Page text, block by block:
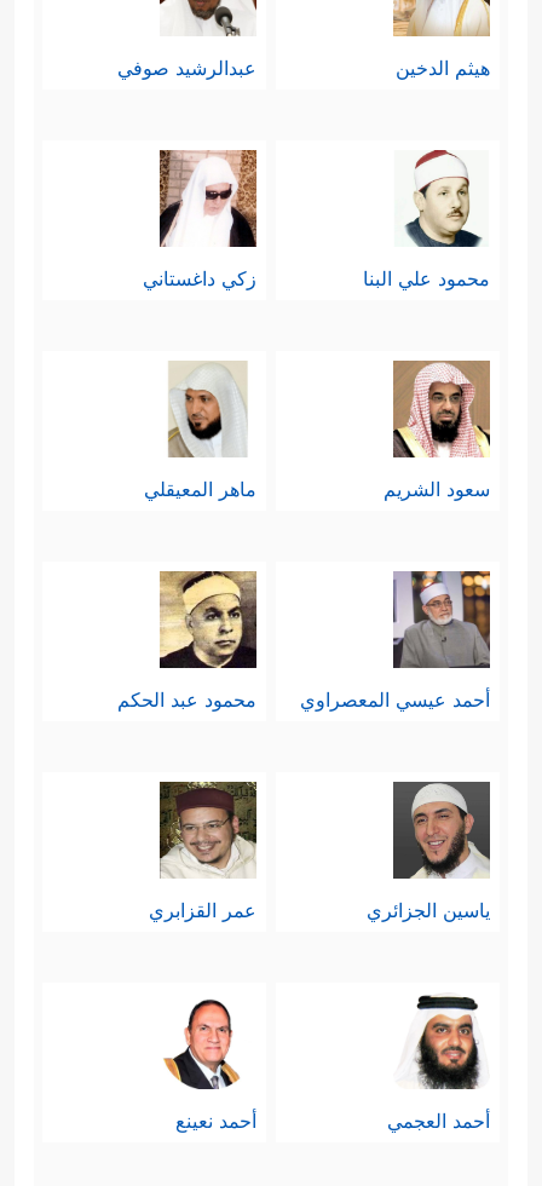
هيثم الدخين عبدالرشيد صوفي
محمود علي البنا زكي داغستاني
سعود الشريم ماهر المعيقلي
أحمد عيسي المعصراوي محمود عبد الحكم
ياسين الجزائري عمر القزابري
أحمد العجمي أحمد نعينع